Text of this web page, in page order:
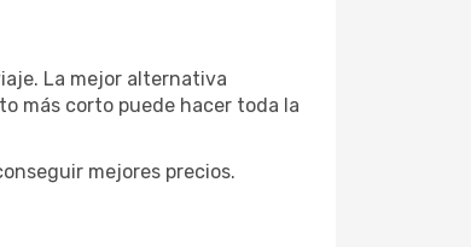
La mejor alternativa
más corto puede hacer toda la
mejores precios.